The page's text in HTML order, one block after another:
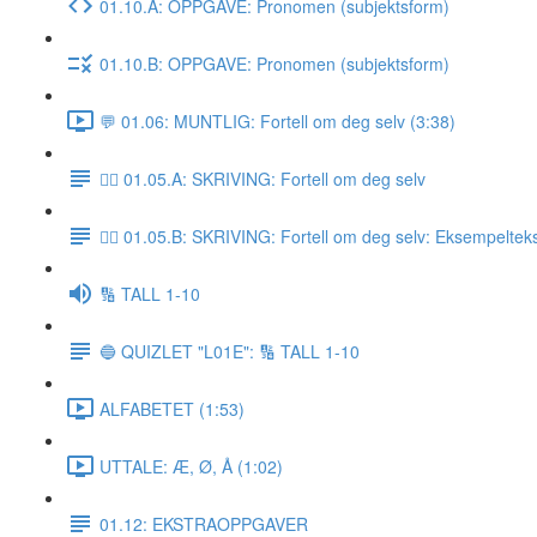
01.10.A: OPPGAVE: Pronomen (subjektsform)
01.10.B: OPPGAVE: Pronomen (subjektsform)
💬 01.06: MUNTLIG: Fortell om deg selv (3:38)
✍🏼 01.05.A: SKRIVING: Fortell om deg selv
✍🏼 01.05.B: SKRIVING: Fortell om deg selv:
🔢 TALL 1-10
🔵 QUIZLET "L01E": 🔢 TALL 1-10
ALFABETET (1:53)
UTTALE: Æ, Ø, Å (1:02)
01.12: EKSTRAOPPGAVER